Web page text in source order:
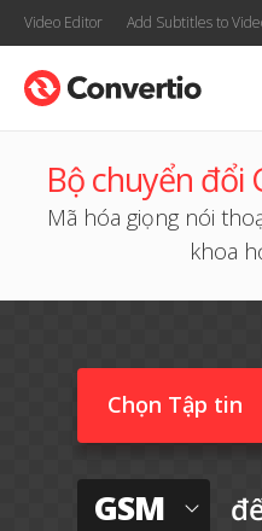
Video Editor Add Subtitles to
Bộ chuyển đổi
Mã hóa giọng nói
khoa
Chọn Tập tin
GSM